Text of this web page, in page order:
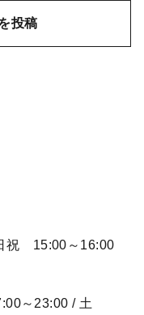
投稿
祝 15:00～16:00
～23:00 / 土